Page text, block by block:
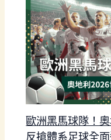
歐洲黑馬球隊！
反搶體系足球全